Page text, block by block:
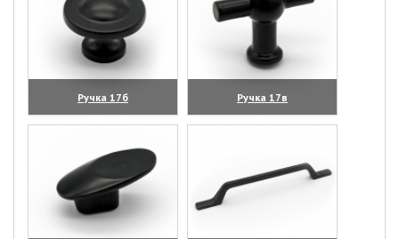
Ручка 17б
(увеличить)
Ручка 17в
(увеличить)